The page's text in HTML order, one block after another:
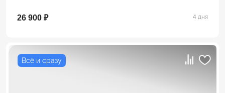
26 900 ₽ 4 дня
Всё и сразу